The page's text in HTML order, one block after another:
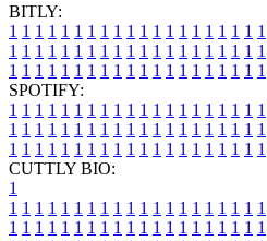
BITLY:
1 1 1 1 1 1 1 1 1 1 1 1 1 1 1 1 1 1 1 1
1 1 1 1 1 1 1 1 1 1 1 1 1 1 1 1 1 1 1 1
1 1 1 1 1 1 1 1 1 1 1 1 1 1 1 1 1 1 1 1
SPOTIFY:
1 1 1 1 1 1 1 1 1 1 1 1 1 1 1 1 1 1 1 1
1 1 1 1 1 1 1 1 1 1 1 1 1 1 1 1 1 1 1 1
1 1 1 1 1 1 1 1 1 1 1 1 1 1 1 1 1 1 1 1
CUTTLY BIO:
1
1 1 1 1 1 1 1 1 1 1 1 1 1 1 1 1 1 1 1 1
1 1 1 1 1 1 1 1 1 1 1 1 1 1 1 1 1 1 1 1